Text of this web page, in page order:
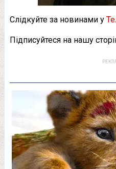
Слідкуйте за новинами у
Підписуйтеся на нашу